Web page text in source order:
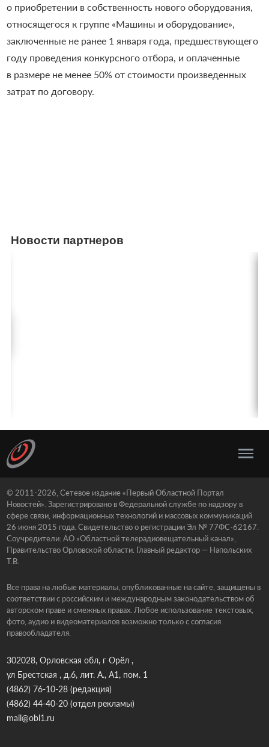
о приобретении в собственность нового оборудования,
относящегося к группе «Машины и оборудование»,
заключенные не ранее 1 января года, предшествующего
году проведения конкурсного отбора, и оплаченные
в размере не менее 50% от стоимости произведенных
затрат по договору.
Новости партнеров
© 2011-2026, Сетевое издание «Первый Областной Портал
Новостей». Зарегистрировано в Федеральной службе по надзору в
сфере связи, информационных технологий и массовых коммуникаций
26 июня 2015 года. Свидетельство о регистрации Эл № 77ФС-62167.
Соучредители: АО «Областной телерадиовещательный канал»,
Правительство Орловской области. Главный редактор — Напольских
Т.В.
Все права на любые материалы, опубликованные на сайте, защищены в
соответствии с российским и международным законодательством об
авторском праве и смежных правах. Любое использование текстовых,
фото, аудио и видеоматериалов возможно только с согласия
правообладателя.
302028, Орловская обл, г Орёл ,
ул Брестская , д.6, лит. А., А1, пом. 1
(4862) 76-10-28(редакция)
(4862) 44-40-20(отдел рекламы)
mail@obl1.ru